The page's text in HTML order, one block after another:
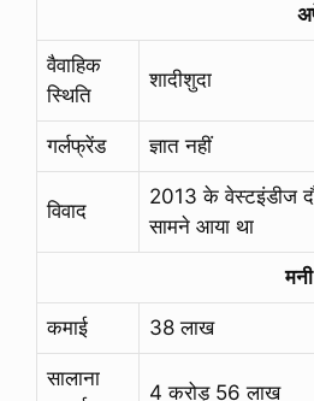
वैवाहिक
स्थिति
शादीशुदा
गर्लफ्रेंड ज्ञात नहीं
विवाद
2013 के वेस्टइंडीज
सामने आया था
कमाई 38 लाख
सालाना
4 करोड़ 56 लाख